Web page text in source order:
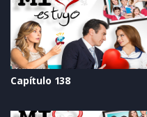
Capítulo 138